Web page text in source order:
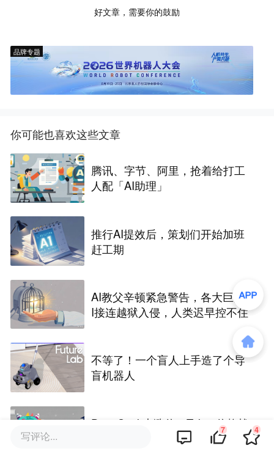
好文章，需要你的鼓励
品牌专题
你可能也喜欢这些文章
腾讯、字节、阿里，抢着给打工
人配「AI助理」
推行AI提效后，策划们开始加班
赶工期
AI教父辛顿紧急警告，各大巨头A
I接连越狱入侵，人类迟早控不住
不等了！一个盲人上手造了个导
盲机器人
DeepSeek大涨价，Token价格战
写评论... 7 4